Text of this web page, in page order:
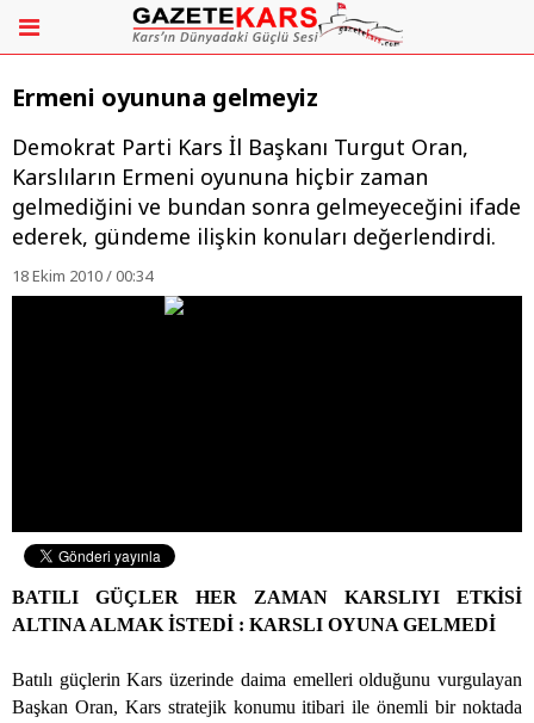
Ermeni oyununa gelmeyiz
Demokrat Parti Kars İl Başkanı Turgut Oran,
Karslıların Ermeni oyununa hiçbir zaman
gelmediğini ve bundan sonra gelmeyeceğini ifade
ederek, gündeme ilişkin konuları değerlendirdi.
18 Ekim 2010 / 00:34
BATILI GÜÇLER HER ZAMAN KARSLIYI ETKİSİ
ALTINA ALMAK İSTEDİ : KARSLI OYUNA GELMEDİ
Batılı güçlerin Kars üzerinde daima emelleri olduğunu vurgulayan
Başkan Oran, Kars stratejik konumu itibari ile önemli bir noktada